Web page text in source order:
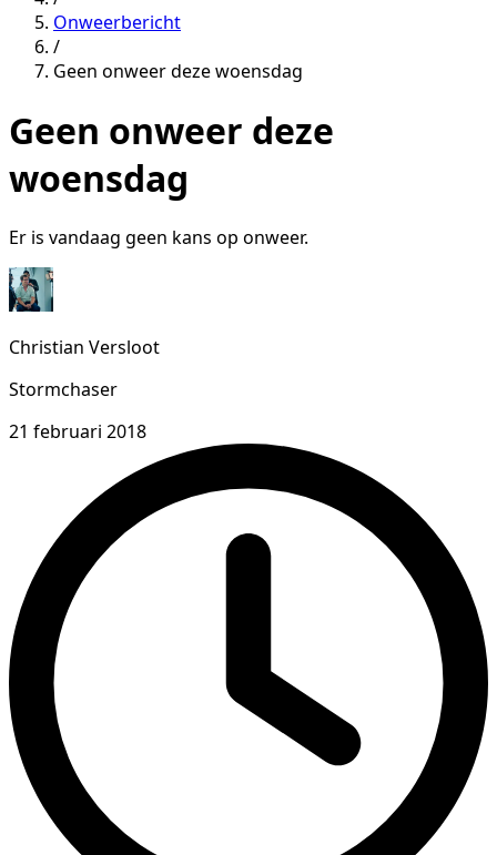
Onweerbericht
/
Geen onweer deze woensdag
Geen onweer deze
woensdag
Er is vandaag geen kans op onweer.
Christian Versloot
Stormchaser
21 februari 2018